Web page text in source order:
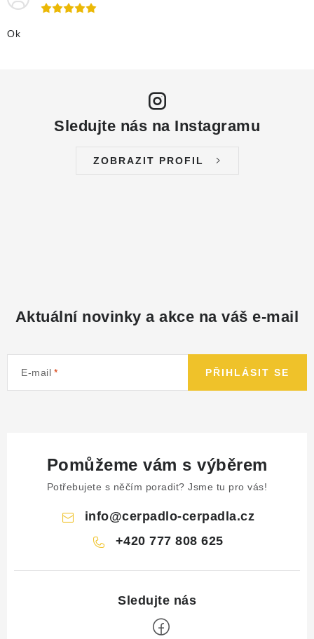
Ok
Sledujte nás na Instagramu
ZOBRAZIT PROFIL
Aktuální novinky a akce na váš e-mail
E-mail PŘIHLÁSIT SE
Pomůžeme vám s výběrem
Potřebujete s něčím poradit? Jsme tu pro vás!
info@cerpadlo-cerpadla.cz
+420 777 808 625